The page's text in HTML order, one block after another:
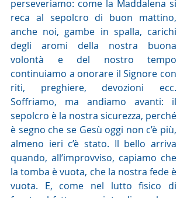
perseveriamo: come la Maddalena si
reca al sepolcro di buon mattino,
anche noi, gambe in spalla, carichi
degli aromi della nostra buona
volontà e del nostro tempo
continuiamo a onorare il Signore con
riti, preghiere, devozioni ecc.
Soffriamo, ma andiamo avanti: il
sepolcro è la nostra sicurezza, perché
è segno che se Gesù oggi non c’è più,
almeno ieri c’è stato. Il bello arriva
quando, all’improvviso, capiamo che
la tomba è vuota, che la nostra fede è
vuota. E, come nel lutto fisico di